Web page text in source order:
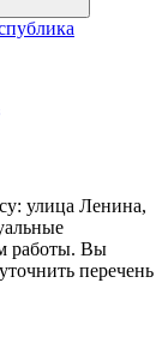
улица Ленина,
работы. Вы
перечень